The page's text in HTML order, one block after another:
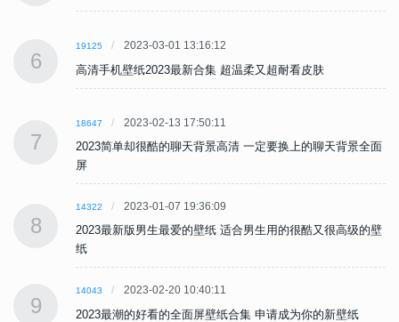
6
19125 2023-03-01 13:16:12
高清手机壁纸2023最新合集 超温柔又超耐看皮肤
7
18647 2023-02-13 17:50:11
2023简单却很酷的聊天背景高清 一定要换上的聊天背景全面
屏
8
14322 2023-01-07 19:36:09
2023最新版男生最爱的壁纸 适合男生用的很酷又很高级的壁
纸
9
14043 2023-02-20 10:40:11
2023最潮的好看的全面屏壁纸合集 申请成为你的新壁纸